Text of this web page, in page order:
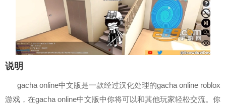
说明
gacha online中文版是一款经过汉化处理的gacha online roblox
游戏，在gacha online中文版中你将可以和其他玩家轻松交流。你